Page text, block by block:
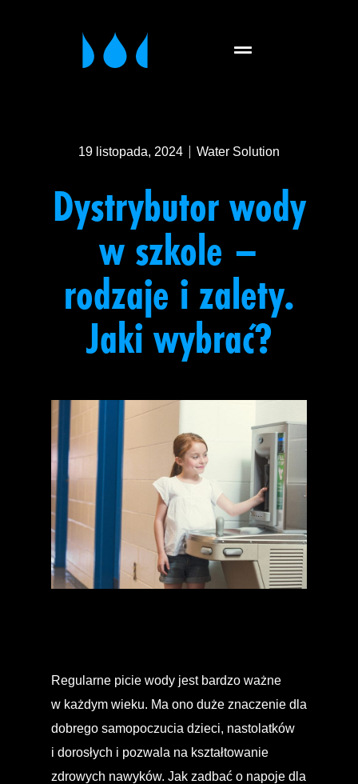
19 listopada, 2024 Water Solution
Dystrybutor wody
w szkole –
rodzaje i zalety.
Jaki wybrać?
Regularne picie wody jest bardzo ważne
w każdym wieku. Ma ono duże znaczenie dla
dobrego samopoczucia dzieci, nastolatków
i dorosłych i pozwala na kształtowanie
zdrowych nawyków. Jak zadbać o napoje dla